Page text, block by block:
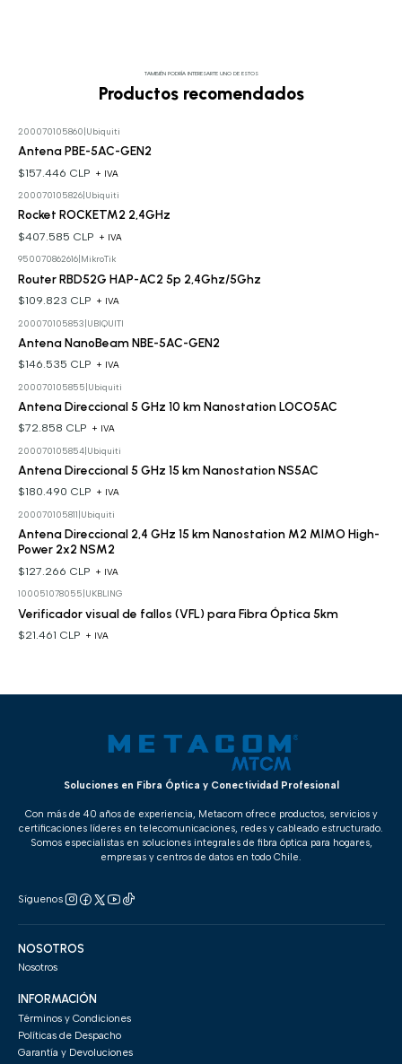
TAMBIÉN PODRÍA INTERESARTE UNO DE ESTOS
Productos recomendados
200070105860 Ubiquiti
Antena PBE-5AC-GEN2
$157.446 CLP + IVA
200070105826| Ubiquiti
Rocket ROCKETM2 2,4GHz
$407.585 CLP + IVA
950070862616| MikroTik
Router RBD52G HAP-AC2 5p 2,4Ghz/5Ghz
$109.823 CLP + IVA
200070105853 UBIQUITI
Antena NanoBeam NBE-5AC-GEN2
$146.535 CLP + IVA
200070105855 Ubiquiti
Antena Direccional 5 GHz 10 km Nanostation LOCO5AC
$72.858 CLP + IVA
200070105854| Ubiquiti
Antena Direccional 5 GHz 15 km Nanostation NS5AC
$180.490 CLP + IVA
200070105811 Ubiquiti
Antena Direccional 2,4 GHz 15 km Nanostation M2 MIMO High-
Power 2x2 NSM2
$127.266 CLP + IVA
100051078055 UKBLING
Verificador visual de fallos (VFL) para Fibra Óptica 5km
$21.461 CLP + IVA
Soluciones en Fibra Óptica y Conectividad Profesional
Con más de 40 años de experiencia, Metacom ofrece productos, servicios y
certificaciones líderes en telecomunicaciones, redes y cableado estructurado.
Somos especialistas en soluciones integrales de fibra óptica para hogares,
empresas y centros de datos en todo Chile.
Síguenos
NOSOTROS
Nosotros
INFORMACIÓN
Términos y Condiciones
Políticas de Despacho
Garantía y Devoluciones